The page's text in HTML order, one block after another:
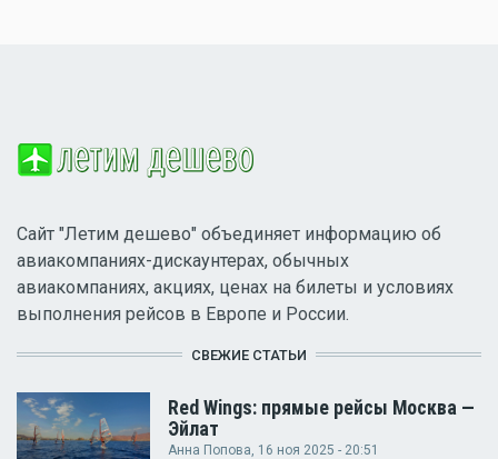
Сайт "Летим дешево" объединяет информацию об
авиакомпаниях-дискаунтерах, обычных
авиакомпаниях, акциях, ценах на билеты и условиях
выполнения рейсов в Европе и России.
СВЕЖИЕ СТАТЬИ
Red Wings: прямые рейсы Москва —
Эйлат
Анна Попова, 16 ноя 2025 - 20:51